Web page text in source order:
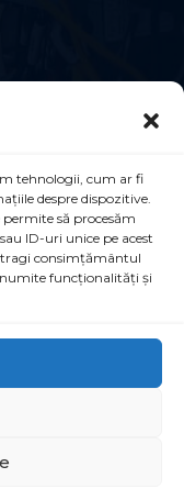
tehnologii, cum ar fi
despre dispozitive.
să procesăm
ID-uri unice pe acest
consimțământul
funcționalități și
Toate drepturile